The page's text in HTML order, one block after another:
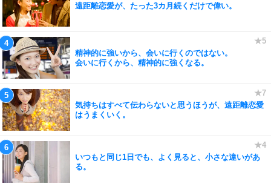
遠距離恋愛が、たった3カ月続くだけで偉い。
精神的に強いから、会いに行くのではない。
会いに行くから、精神的に強くなる。
気持ちはすべて伝わらないと思うほうが、遠距離恋愛
はうまくいく。
いつもと同じ1日でも、よく見ると、小さな違いがあ
る。